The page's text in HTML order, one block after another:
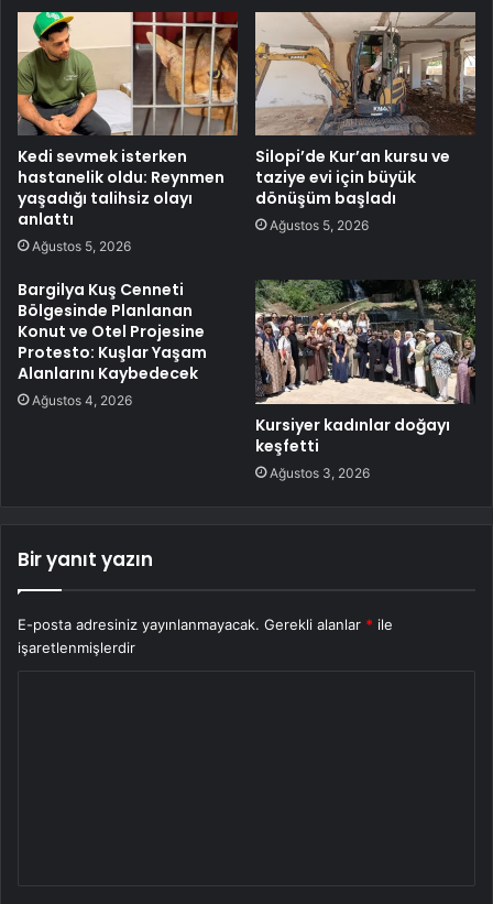
Kedi sevmek isterken
hastanelik oldu: Reynmen
yaşadığı talihsiz olayı
anlattı
Ağustos 5, 2026
Silopi’de Kur’an kursu ve
taziye evi için büyük
dönüşüm başladı
Ağustos 5, 2026
Bargilya Kuş Cenneti
Bölgesinde Planlanan
Konut ve Otel Projesine
Protesto: Kuşlar Yaşam
Alanlarını Kaybedecek
Ağustos 4, 2026
Kursiyer kadınlar doğayı
keşfetti
Ağustos 3, 2026
Bir yanıt yazın
E-posta adresiniz yayınlanmayacak. Gerekli alanlar * ile
işaretlenmişlerdir